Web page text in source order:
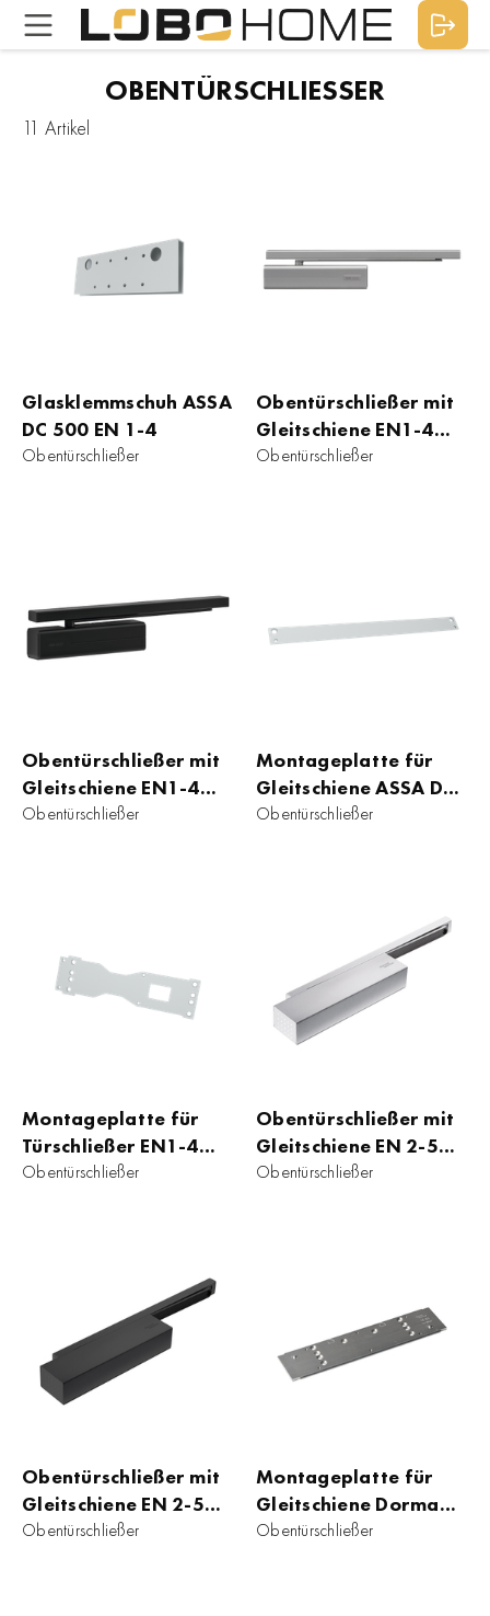
OBENTÜRSCHLIESSER
11 Artikel
Glasklemmschuh ASSA
DC 500 EN 1-4
Obentürschließer
Obentürschließer mit
Gleitschiene EN1-4
ASSA DC 500
Obentürschließer
Obentürschließer mit
Gleitschiene EN1-4
ASSA DC 500
Obentürschließer
Montageplatte für
Gleitschiene ASSA DC
500 EN 1-4
Obentürschließer
Montageplatte für
Türschließer EN1-4
ASSA DC 500
Obentürschließer
Obentürschließer mit
Gleitschiene EN 2-5
Dorma TS 93 B
Obentürschließer
Obentürschließer mit
Gleitschiene EN 2-5
Dorma TS 93 B
Obentürschließer
Montageplatte für
Gleitschiene Dorma
TS93 B
Obentürschließer